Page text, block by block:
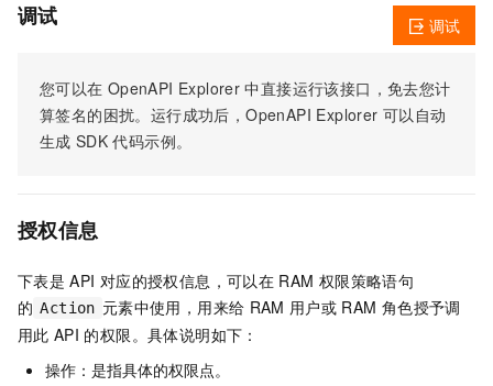
调试
您可以在 OpenAPI Explorer 中直接运行该接口，免去您计
算签名的困扰。运行成功后，OpenAPI Explorer 可以自动
生成 SDK 代码示例。
调试
授权信息
下表是 API 对应的授权信息，可以在 RAM 权限策略语句
的 Action 元素中使用，用来给 RAM 用户或 RAM 角色授予调
用此 API 的权限。具体说明如下：
操作：是指具体的权限点。